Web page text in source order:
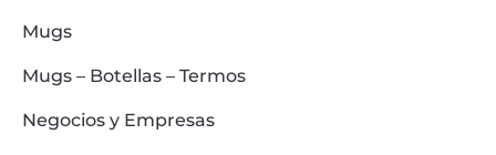
Mugs
Mugs – Botellas – Termos
Negocios y Empresas